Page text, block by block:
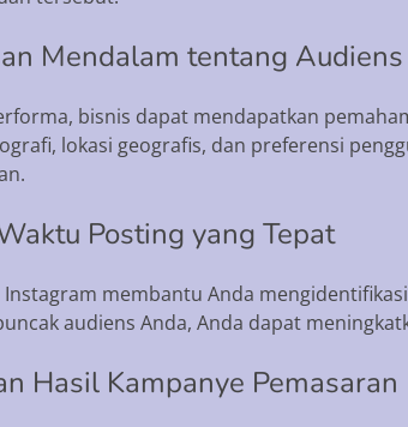
Mendalam tentang Audiens
bisnis dapat mendapatkan
lokasi geografis, dan preferensi
Posting yang Tepat
membantu Anda
audiens Anda, Anda dapat
Hasil Kampanye Pemasaran